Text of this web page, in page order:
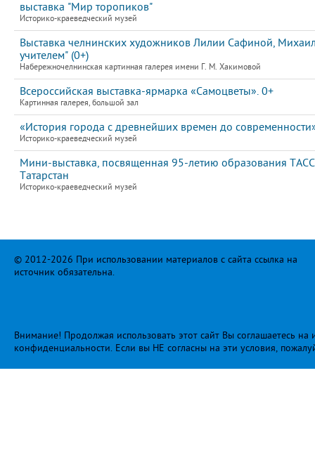
выставка "Мир торопиков"
Историко-краеведческий музей
Выставка челнинских художников Лилии Сафиной,
учителем" (0+)
Набережночелнинская картинная галерея имени Г. М. Хакимовой
Всероссийская выставка-ярмарка «Самоцветы». 0+
Картинная галерея, большой зал
«История города с древнейших времен до
Историко-краеведческий музей
Мини-выставка, посвященная 95-летию образования
Татарстан
Историко-краеведческий музей
© 2012-2026 При использовании материалов с сайта ссылка на
источник обязательна.
Внимание! Продолжая использовать этот сайт Вы соглашаетесь
конфиденциальности. Если вы НЕ согласны на эти условия,